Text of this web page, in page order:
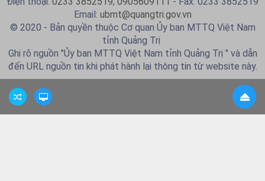
Email: ubmt@quangtri.gov.vn
© 2020 - Bản quyền thuộc Cơ quan Ủy ban MTTQ Việt Nam
tỉnh Quảng Trị
Ghi rõ nguồn "Ủy ban MTTQ Việt Nam tỉnh Quảng Trị " và dẫn
đến URL nguồn tin khi phát hành lại thông tin từ website này.